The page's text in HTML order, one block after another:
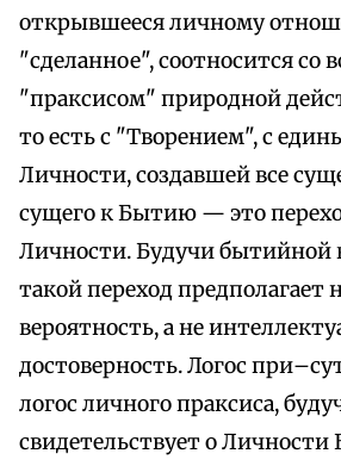
открывшееся личному
"сделанное", соотносится со
"праксисом" природной
то есть с "Творением", с
Личности, создавшей все
сущего к Бытию — это
Личности. Будучи бытийной
такой переход предполагает
вероятность, а не
достоверность. Логос
логос личного праксиса,
свидетельствует о Личности